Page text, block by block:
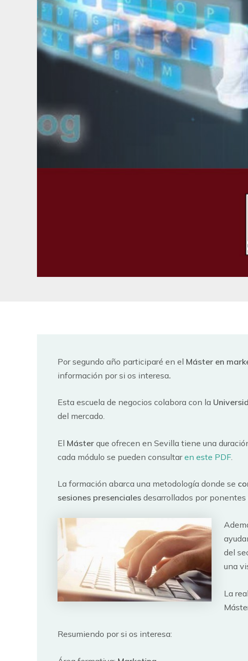
Por segundo año participaré en el Máster en
información por si os interesa.
Esta escuela de negocios colabora con la
del mercado.
El Máster que ofrecen en Sevilla tiene una
cada módulo se pueden consultaren este PDF
La formación abarca una metodología donde se
sesiones presenciales desarrollados por
del
una
La
Resumiendo por si os interesa: